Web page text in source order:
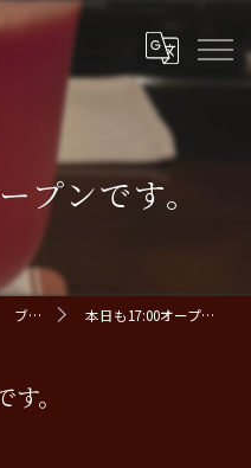
プンです。
ブログ 本日も17:00オープンです。
。